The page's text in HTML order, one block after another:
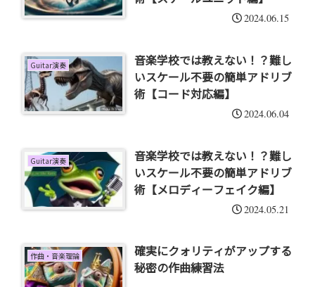
2024.06.15
Guitar演奏
音楽学校では教えない！？難し
いスケール不要の簡単アドリブ
術【コード対応編】
2024.06.04
Guitar演奏
音楽学校では教えない！？難し
いスケール不要の簡単アドリブ
術【メロディーフェイク編】
2024.05.21
作曲・音楽理論
確実にクォリティがアップする
秘密の作曲練習法